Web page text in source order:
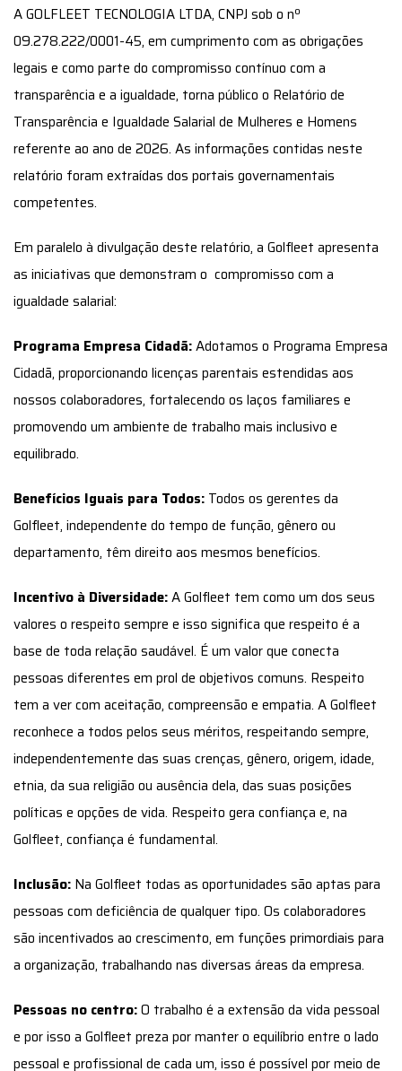
A GOLFLEET TECNOLOGIA LTDA, CNPJ sob o nº
09.278.222/0001-45, em cumprimento com as obrigações
legais e como parte do compromisso contínuo com a
transparência e a igualdade, torna público o Relatório de
Transparência e Igualdade Salarial de Mulheres e Homens
referente ao ano de 2026. As informações contidas neste
relatório foram extraídas dos portais governamentais
competentes.
Em paralelo à divulgação deste relatório, a Golfleet apresenta
as iniciativas que demonstram o compromisso com a
igualdade salarial:
Programa Empresa Cidadã:Adotamos o Programa Empresa
Cidadã, proporcionando licenças parentais estendidas aos
nossos colaboradores, fortalecendo os laços familiares e
promovendo um ambiente de trabalho mais inclusivo e
equilibrado.
Benefícios Iguais para Todos: Todos os gerentes da
Golfleet, independente do tempo de função, gênero ou
departamento, têm direito aos mesmos benefícios.
Incentivo à Diversidade:A Golfleet tem como um dos seus
valores o respeito sempre e isso significa que respeito é a
base de toda relação saudável. É um valor que conecta
pessoas diferentes em prol de objetivos comuns. Respeito
tem a ver com aceitação, compreensão e empatia. A Golfleet
reconhece a todos pelos seus méritos, respeitando sempre,
independentemente das suas crenças, gênero, origem, idade,
etnia, da sua religião ou ausência dela, das suas posições
políticas e opções de vida. Respeito gera confiança e, na
Golfleet, confiança é fundamental.
Inclusão: Na Golfleet todas as oportunidades são aptas para
pessoas com deficiência de qualquer tipo. Os colaboradores
são incentivados ao crescimento, em funções primordiais para
a organização, trabalhando nas diversas áreas da empresa.
Pessoas no centro:O trabalho é a extensão da vida pessoal
e por isso a Golfleet preza por manter o equilíbrio entre o lado
pessoal e profissional de cada um, isso é possível por meio de